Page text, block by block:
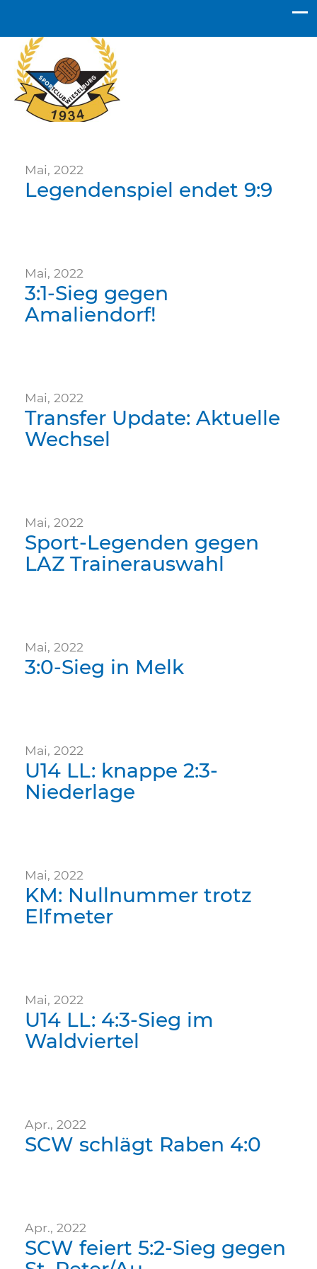
Mai, 2022
Legendenspiel endet 9:9
Mai, 2022
3:1-Sieg gegen
Amaliendorf!
Mai, 2022
Transfer Update: Aktuelle
Wechsel
Mai, 2022
Sport-Legenden gegen
LAZ Trainerauswahl
Mai, 2022
3:0-Sieg in Melk
Mai, 2022
U14 LL: knappe 2:3-
Niederlage
Mai, 2022
KM: Nullnummer trotz
Elfmeter
Mai, 2022
U14 LL: 4:3-Sieg im
Waldviertel
Apr., 2022
SCW schlägt Raben 4:0
Apr., 2022
SCW feiert 5:2-Sieg gegen